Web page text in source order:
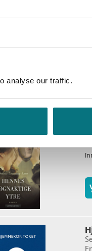
analyse our traffic.